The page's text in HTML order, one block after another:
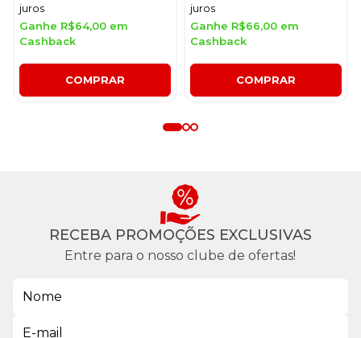
juros
Ganhe R$64,00 em
Cashback
COMPRAR
juros
Ganhe R$66,00 em
Cashback
COMPRAR
RECEBA PROMOÇÕES EXCLUSIVAS
Entre para o nosso clube de ofertas!